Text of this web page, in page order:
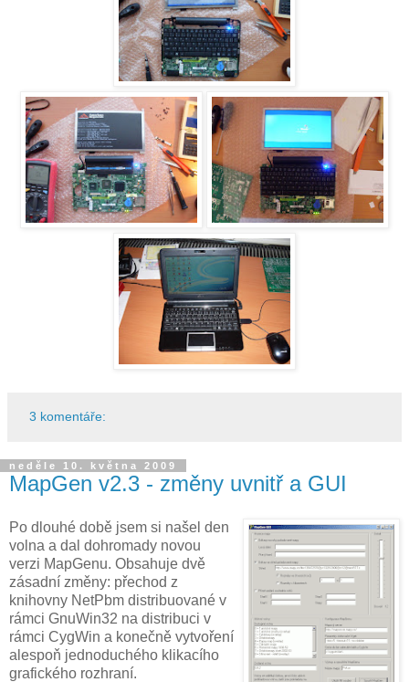
3 komentáře:
neděle 10. května 2009
MapGen v2.3 - změny uvnitř a GUI
Po dlouhé době jsem si našel den
volna a dal dohromady novou
verzi MapGenu. Obsahuje dvě
zásadní změny: přechod z
knihovny NetPbm distribuované v
rámci GnuWin32 na distribuci v
rámci CygWin a konečně vytvoření
alespoň jednoduchého klikacího
grafického rozhraní.